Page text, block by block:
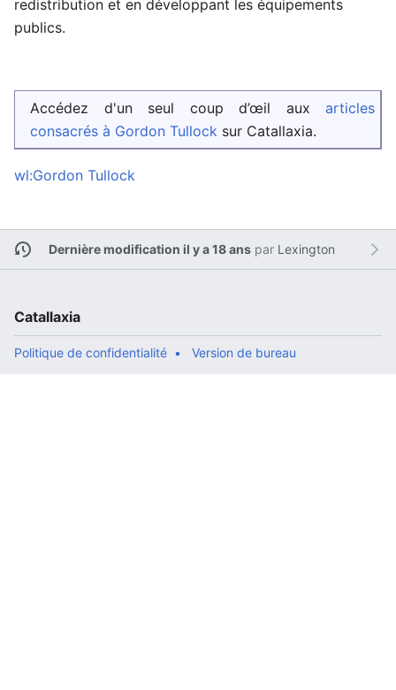
redistribution et en développant les équipements
publics.
Accédez d'un seul coup d’œil aux articles
consacrés à Gordon Tullock sur Catallaxia.
wl:Gordon Tullock
Dernière modification il y a 18 anspar Lexington
Catallaxia
Politique de confidentialité Version de bureau